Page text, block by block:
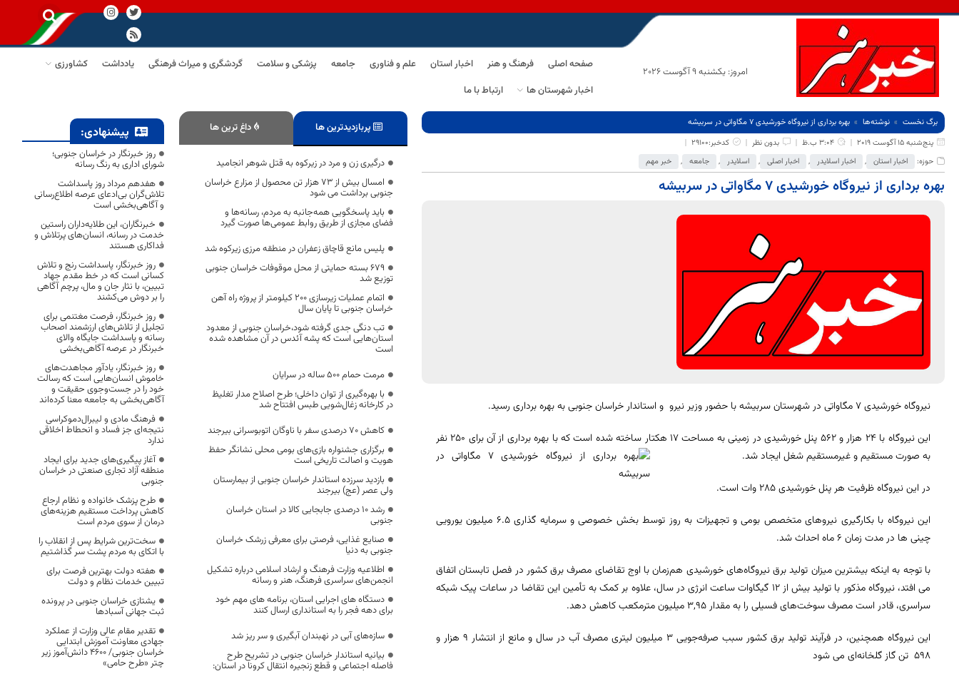
امروز: یکشنبه 9 آگوست 2026
صفحه اصلی فرهنگ و هنر اخبار استان علم و فناوری جامعه پزشکی و سلامت گردشگری و میراث فرهنگی یادداشت
کشاورزی
اخبار شهرستان ها
ارتباط با ما
برگ نخست نوشته‌ها
بهره برداری از نیروگاه خورشیدی 7 مگاواتی در سربیشه
پنج‌شنبه 15 آگوست 2019
3:04 ب.ظ بدون نظر
کدخبر:29100
حوزه:
اخبار استان , اخبار اسلایدر , اخبار اصلی , اسلایدر , جامعه , خبر مهم
بهره برداری از نیروگاه خورشیدی 7 مگاواتی در سربیشه
نیروگاه خورشیدی ۷ مگاواتی در شهرستان سربیشه با حضور وزیر نیرو و استاندار خراسان جنوبی به بهره برداری رسید.
این نیروگاه با 24 هزار و 562 پنل خورشیدی در زمینی به مساحت 17 هکتار
ساخته شده است که با بهره برداری از آن برای 250 نفر
به صورت مستقیم و غیرمستقیم شغل ایجاد شد.
در این نیروگاه ظرفیت هر پنل خورشیدی ۲۸۵ وات است.
این نیروگاه با بکارگیری نیروهای متخصص بومی و تجهیزات به روز توسط بخش خصوصی و سرمایه گذاری ۶.۵ میلیون یورویی
چینی ها در مدت زمان ۶ ماه احداث شد.
با توجه به اینکه بیشترین میزان تولید برق نیروگاه‌های خورشیدی هم‌زمان با اوج تقاضای مصرف برق کشور در فصل تابستان اتفاق
می‌ افتد، نیروگاه مذکور با تولید بیش از ۱۲ گیگاوات ساعت انرژی در سال، علاوه بر کمک به تأمین این تقاضا در ساعات پیک شبکه
سراسری، قادر است مصرف سوخت‌های فسیلی را به مقدار ۳,۹۵ میلیون مترمکعب کاهش دهد.
این نیروگاه همچنین، در فرآیند تولید برق کشور سبب صرفه‌جویی ۳ میلیون لیتری مصرف آب در سال و مانع از انتشار 9 هزار و
598 تن گاز گلخانه‌ای می شود
پربازدیدترین ها داغ ترین ها
درگیری زن و مرد در زیرکوه به قتل شوهر انجامید
امسال بیش از ۷۳ هزار تن محصول از مزارع خراسان
جنوبی برداشت می شود
باید پاسخگویی همه‌جانبه به مردم، رسانه‌ها و
فضای مجازی از طریق روابط عمومی‌ها صورت گیرد
پلیس مانع قاچاق زعفران در منطقه مرزی زیرکوه شد
۶۷۹ بسته حمایتی از محل موقوفات خراسان جنوبی
توزیع شد
اتمام عملیات زیرسازی ۲۰۰ کیلومتر از پروژه راه آهن
خراسان جنوبی تا پایان سال
تب دنگی جدی گرفته شود،خراسان جنوبی از معدود
استان‌هایی است که پشه آئدس در آن مشاهده شده
است
مرمت حمام 500 ساله در سرایان
با بهره‌گیری از توان داخلی؛ طرح اصلاح مدار تغلیظ
در کارخانه زغال‌شویی طبس افتتاح شد
کاهش ۷۰ درصدی سفر با ناوگان اتوبوسرانی بیرجند
برگزاری جشنواره بازی‌های بومی محلی نشانگر حفظ
هویت و اصالت تاریخی است
بازدید سرزده استاندار خراسان جنوبی از بیمارستان
ولی عصر (عج) بیرجند
رشد 10 درصدی جابجایی کالا در استان خراسان
جنوبی
صنایع غذایی، فرصتی برای معرفی زرشک خراسان
جنوبی به دنیا
اطلاعیه وزارت فرهنگ و ارشاد اسلامی درباره تشکیل
انجمن‌های سراسری فرهنگ، هنر و رسانه
دستگاه های اجرایی استان، برنامه‌ های مهم خود
برای دهه فجر را به استانداری ارسال کنند
سازه‌های آبی در نهبندان آبگیری و سر ریز شد
بیانیه استاندار خراسان جنوبی در تشریح طرح
فاصله اجتماعی و قطع زنجیره انتقال کرونا در استان:
پیشنهادی:
روز خبرنگار در خراسان جنوبی؛
شورای اداری به رنگ رسانه
هفدهم مرداد روز پاسداشت
تلاش‌گران بی‌ادعای عرصه اطلاع‌رسانی
و آگاهی‌بخشی است
خبرنگاران، این طلایه‌داران راستین
خدمت در رسانه، انسان‌های پرتلاش و
فداکاری هستند
روز خبرنگار، پاسداشت رنج و تلاش
کسانی است که در خط مقدم جهاد
تبیین، با نثار جان و مال، پرچم آگاهی
را بر دوش می‌کشند
روز خبرنگار، فرصت مغتنمی برای
تجلیل از تلاش‌های ارزشمند اصحاب
رسانه و پاسداشت جایگاه والای
خبرنگار در عرصه آگاهی‌بخشی
روز خبرنگار، یادآور مجاهدت‌های
خاموش انسان‌هایی است که رسالت
خود را در جست‌وجوی حقیقت و
آگاهی‌بخشی به جامعه معنا کرده‌اند
فرهنگ مادی و لیبرال‌دموکراسی
نتیجه‌ای جز فساد و انحطاط اخلاقی
ندارد
آغاز پیگیری‌های جدید برای ایجاد
منطقه آزاد تجاری صنعتی در خراسان
جنوبی
طرح پزشک خانواده و نظام ارجاع
کاهش پرداخت مستقیم هزینه‌های
درمان از سوی مردم است
سخت‌ترین شرایط پس از انقلاب را
با اتکای به مردم پشت سر گذاشتیم
هفته دولت بهترین فرصت برای
تبیین خدمات نظام و دولت
یشتازی خراسان جنوبی در پرونده
ثبت جهانی آسبادها
تقدیر مقام عالی وزارت از عملکرد
جهادی معاونت آموزش ابتدایی
خراسان جنوبی/ ۴۶۰۰ دانش‌آموز زیر
چتر «طرح حامی»